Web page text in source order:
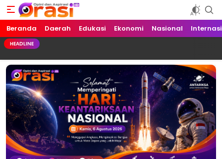
Orasi.ID
Opini dan Aspirasi!
Beranda Daerah Edukasi Ekonomi Nasional
HEADLINE